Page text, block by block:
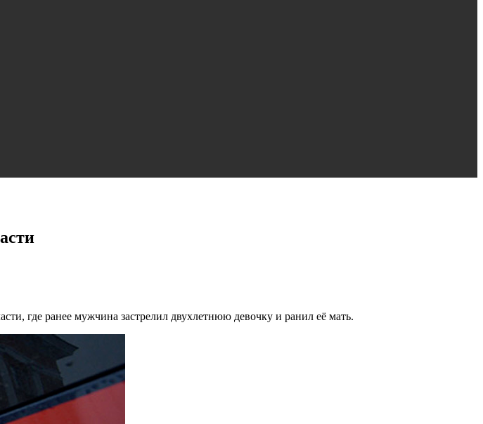
где ранее мужчина застрелил двухлетнюю девочку и ранил её мать.